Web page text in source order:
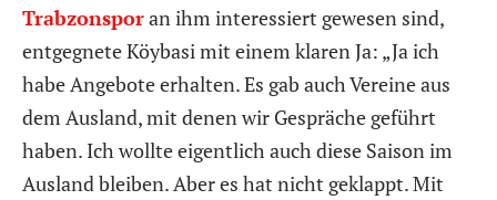
Trabzonsporan ihm interessiert gewesen sind,
entgegnete Köybasi mit einem klaren Ja: „Ja ich
habe Angebote erhalten. Es gab auch Vereine aus
dem Ausland, mit denen wir Gespräche geführt
haben. Ich wollte eigentlich auch diese Saison im
Ausland bleiben. Aber es hat nicht geklappt. Mit